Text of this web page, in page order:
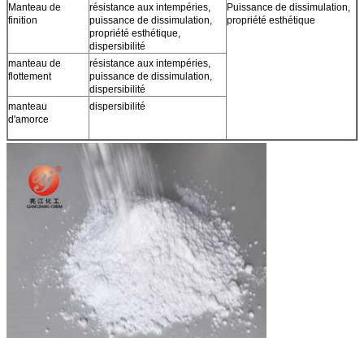
Manteau de
finition
résistance aux intempéries,
puissance de dissimulation,
propriété esthétique,
dispersibilité
Puissance de dissimulation,
propriété esthétique
manteau de
flottement
résistance aux intempéries,
puissance de dissimulation,
dispersibilité
manteau
d'amorce
dispersibilité